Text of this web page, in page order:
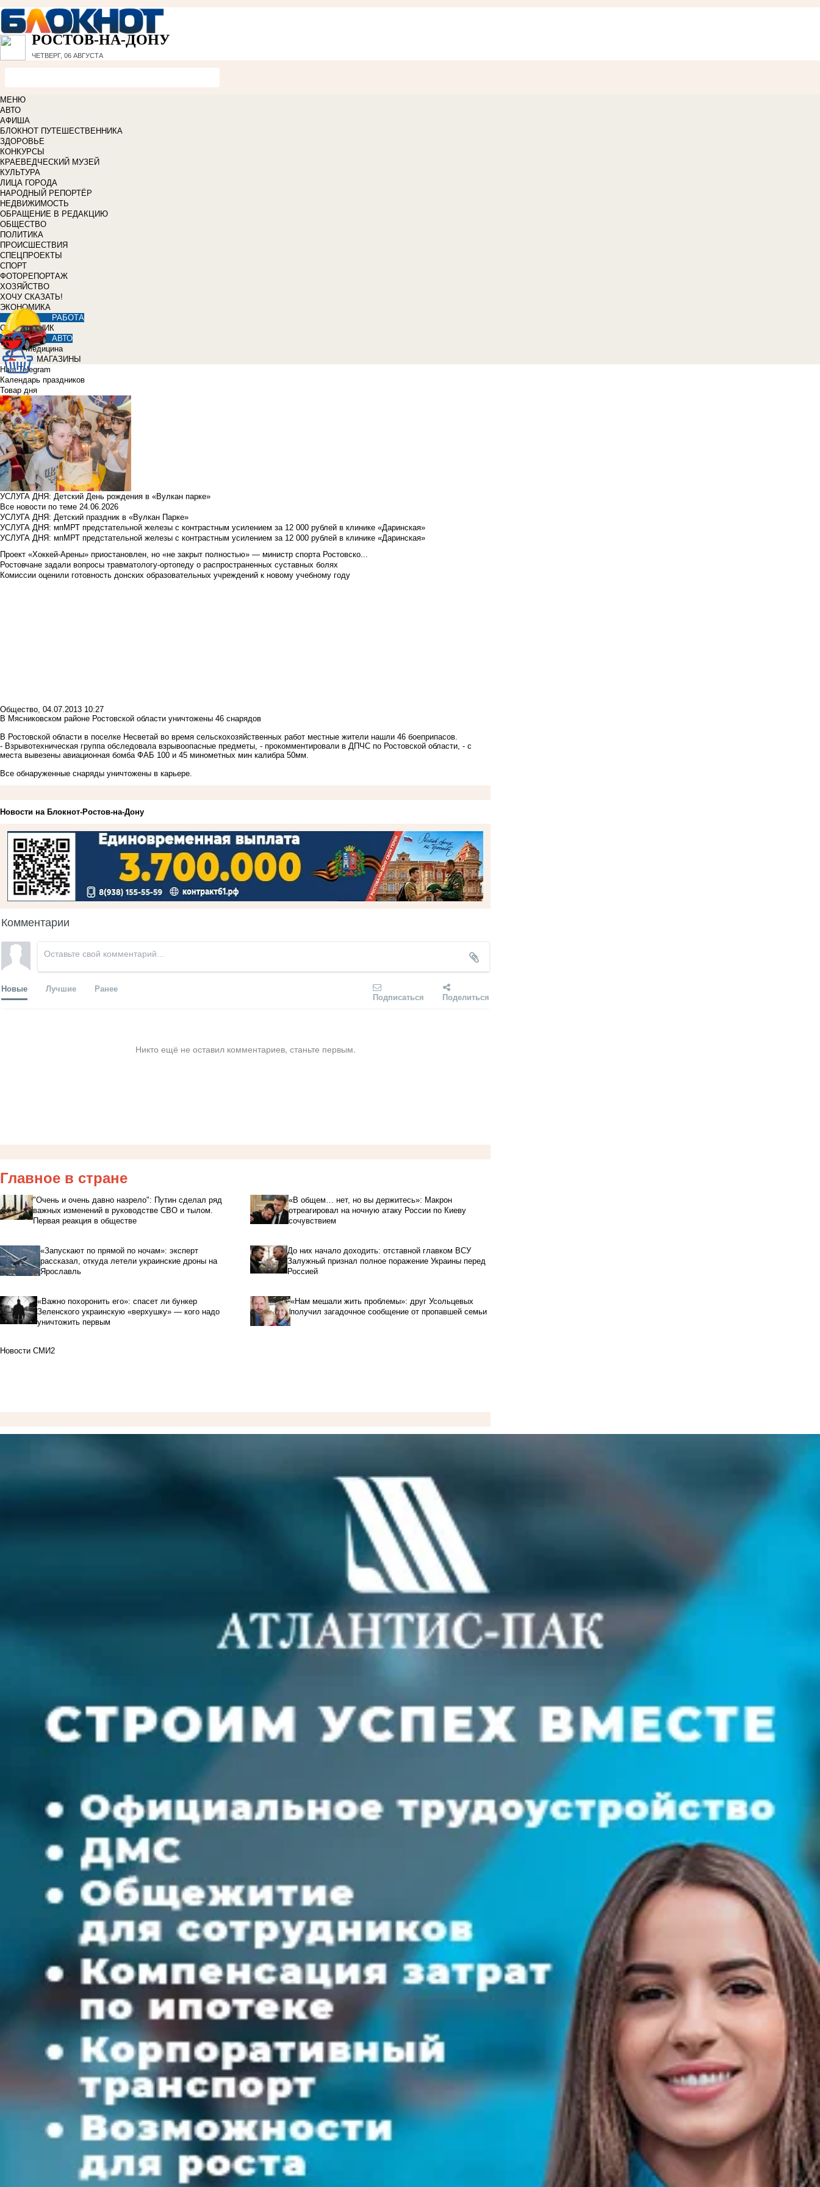
РОСТОВ-НА-ДОНУ
ЧЕТВЕРГ, 06 АВГУСТА
МЕНЮ
АВТО
АФИША
БЛОКНОТ ПУТЕШЕСТВЕННИКА
ЗДОРОВЬЕ
КОНКУРСЫ
КРАЕВЕДЧЕСКИЙ МУЗЕЙ
КУЛЬТУРА
ЛИЦА ГОРОДА
НАРОДНЫЙ РЕПОРТЁР
НЕДВИЖИМОСТЬ
ОБРАЩЕНИЕ В РЕДАКЦИЮ
ОБЩЕСТВО
ПОЛИТИКА
ПРОИСШЕСТВИЯ
СПЕЦПРОЕКТЫ
СПОРТ
ФОТОРЕПОРТАЖ
ХОЗЯЙСТВО
ХОЧУ СКАЗАТЬ!
ЭКОНОМИКА
РАБОТА
СПРАВОЧНИК
АВТО
Медицина
МАГАЗИНЫ
Наш Telegram
Календарь праздников
Товар дня
УСЛУГА ДНЯ: Детский День рождения в «Вулкан парке»
Все новости по теме 24.06.2026
УСЛУГА ДНЯ: Детский праздник в «Вулкан Парке»
УСЛУГА ДНЯ: мпМРТ предстательной железы с контрастным усилением за 12 000 рублей в клинике «Даринская»
УСЛУГА ДНЯ: мпМРТ предстательной железы с контрастным усилением за 12 000 рублей в клинике «Даринская»
Проект «Хоккей-Арены» приостановлен, но «не закрыт полностью» — министр спорта Ростовско...
Ростовчане задали вопросы травматологу-ортопеду о распространенных суставных болях
Комиссии оценили готовность донских образовательных учреждений к новому учебному году
Общество, 04.07.2013 10:27
В Мясниковском районе Ростовской области уничтожены 46 снарядов
В Ростовской области в поселке Несветай во время сельскохозяйственных работ местные жители нашли 46 боеприпасов.
- Взрывотехническая группа обследовала взрывоопасные предметы, - прокомментировали в ДПЧС по Ростовской области, - с
места вывезены авиационная бомба ФАБ 100 и 45 минометных мин калибра 50мм.
Все обнаруженные снаряды уничтожены в карьере.
Новости на Блoкнoт-Ростов-на-Дону
Комментарии
Новые Лучшие Ранее
Подписаться Поделиться
Никто ещё не оставил комментариев, станьте первым.
Главное в стране
"Очень и очень давно назрело": Путин сделал ряд
важных изменений в руководстве СВО и тылом.
Первая реакция в обществе
«В общем… нет, но вы держитесь»: Макрон
отреагировал на ночную атаку России по Киеву
сочувствием
«Запускают по прямой по ночам»: эксперт
рассказал, откуда летели украинские дроны на
Ярославль
До них начало доходить: отставной главком ВСУ
Залужный признал полное поражение Украины перед
Россией
«Важно похоронить его»: спасет ли бункер
Зеленского украинскую «верхушку» — кого надо
уничтожить первым
«Нам мешали жить проблемы»: друг Усольцевых
получил загадочное сообщение от пропавшей семьи
Новости СМИ2